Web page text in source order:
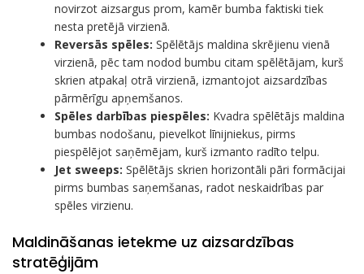
novirzot aizsargus prom, kamēr bumba faktiski tiek
nesta pretējā virzienā.
Reversās spēles: Spēlētājs maldina skrējienu vienā
virzienā, pēc tam nodod bumbu citam spēlētājam, kurš
skrien atpakaļ otrā virzienā, izmantojot aizsardzības
pārmērīgu apņemšanos.
Spēles darbības piespēles: Kvadra spēlētājs maldina
bumbas nodošanu, pievelkot līnijniekus, pirms
piespēlējot saņēmējam, kurš izmanto radīto telpu.
Jet sweeps: Spēlētājs skrien horizontāli pāri formācijai
pirms bumbas saņemšanas, radot neskaidrības par
spēles virzienu.
Maldināšanas ietekme uz aizsardzības
stratēģijām